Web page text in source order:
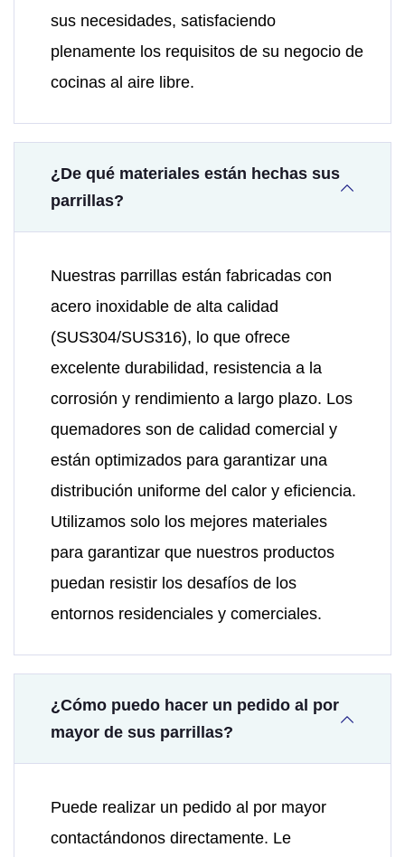
sus necesidades, satisfaciendo
plenamente los requisitos de su negocio de
cocinas al aire libre.
¿De qué materiales están hechas sus
parrillas?
Nuestras parrillas están fabricadas con
acero inoxidable de alta calidad
(SUS304/SUS316), lo que ofrece
excelente durabilidad, resistencia a la
corrosión y rendimiento a largo plazo. Los
quemadores son de calidad comercial y
están optimizados para garantizar una
distribución uniforme del calor y eficiencia.
Utilizamos solo los mejores materiales
para garantizar que nuestros productos
puedan resistir los desafíos de los
entornos residenciales y comerciales.
¿Cómo puedo hacer un pedido al por
mayor de sus parrillas?
Puede realizar un pedido al por mayor
contactándonos directamente. Le